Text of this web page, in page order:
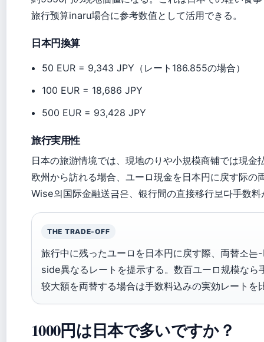
旅行预算inaru場合に参考数值として活用できる。
日本円換算
50 EUR = 9,343 JPY（レート186.855の場合）
100 EUR = 18,686 JPY
500 EUR = 93,428 JPY
旅行実用性
日本の旅游情境では、現地のりや小規模商铺では現金
欧州から訪れる場合、ユーロ現金を日本円に戻す际
Wise의国际金融送금은、银行間の直接移行보다手数
THE TRADE-OFF
旅行中に残ったユーロを日本円に戻す際、両替소
side異なるレートを提示する。数百ユーロ规模なら
较大額を両替する場合は手数料込みの実効レートを
1000円は日本で多いですか？